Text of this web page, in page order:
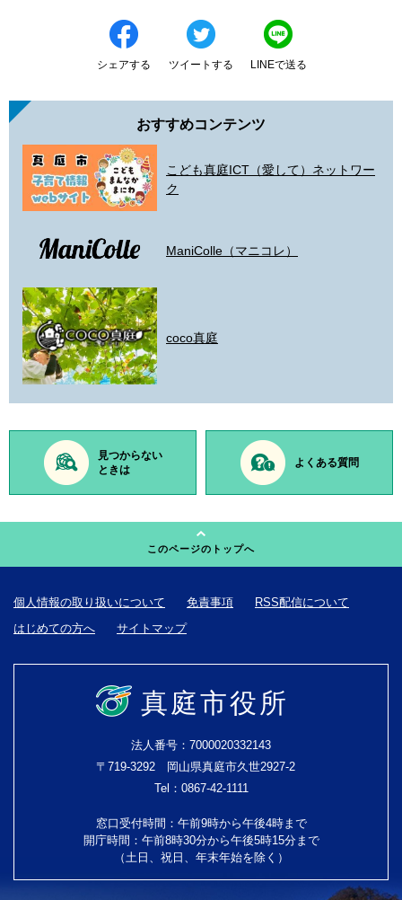
シェアする ツイートする LINEで送る
おすすめコンテンツ
こども真庭ICT（愛して）ネットワー
ク
ManiColle（マニコレ）
coco真庭
見つからない
ときは
よくある質問
このページのトップへ
個人情報の取り扱いについて 免責事項
RSS配信について
はじめての方へ
サイトマップ
真庭市役所
法人番号：7000020332143
〒719-3292 岡山県真庭市久世2927-2
Tel：0867-42-1111
窓口受付時間：午前9時から午後4時まで
開庁時間：午前8時30分から午後5時15分まで
（土日、祝日、年末年始を除く）